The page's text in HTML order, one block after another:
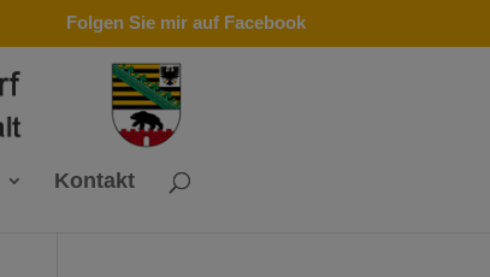
Folgen Sie mir auf Facebook
Kontakt